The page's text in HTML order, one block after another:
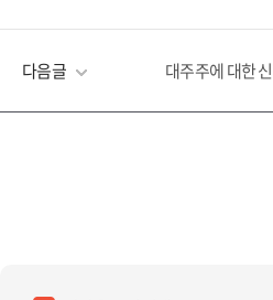
다음글 대주주에 대한